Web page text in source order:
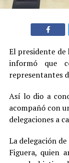
El presidente de
informó que
representantes
Así lo dio a
acompañó con
delegaciones a
La delegación
Figuera, quien